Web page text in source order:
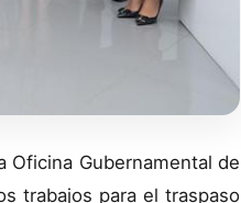
Gubernamental de
trabajos para el traspaso